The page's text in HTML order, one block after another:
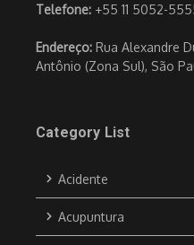
Telefone: +55 11 5052-
Endereço: Rua Alexandre
Antônio (Zona Sul), São
Category List
Acidente
Acupuntura